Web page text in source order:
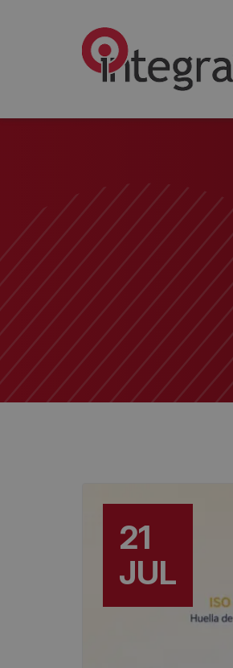
21
JUL